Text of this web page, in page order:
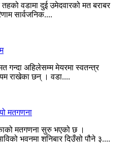
वडामा दुई उमेदवारको मत बराबर
सार्वजनिक....
गन्दा अहिलेसम्म मेयरमा स्वतन्त्र
राखेका छन् । वडा....
मतगणना
मतगणना सुरु भएको छ ।
भवनमा शनिबार दिउँसो पौने ३....